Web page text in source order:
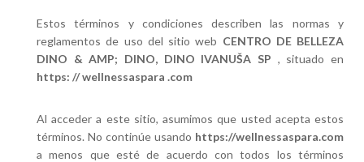
Estos términos y condiciones describen las normas y
reglamentos de uso del sitio web CENTRO DE BELLEZA
DINO & AMP; DINO, DINO IVANUŠA SP , situado en
https: // wellnessaspara .com
Al acceder a este sitio, asumimos que usted acepta estos
términos. No continúe usando https://wellnessaspara.com
a menos que esté de acuerdo con todos los términos